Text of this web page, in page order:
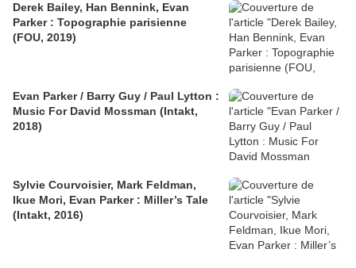
Derek Bailey, Han Bennink, Evan
Parker : Topographie parisienne
(FOU, 2019)
Evan Parker / Barry Guy / Paul Lytton :
Music For David Mossman (Intakt,
2018)
Sylvie Courvoisier, Mark Feldman,
Ikue Mori, Evan Parker : Miller’s Tale
(Intakt, 2016)